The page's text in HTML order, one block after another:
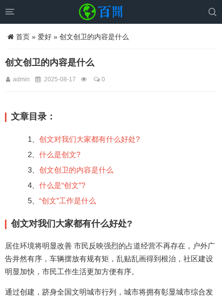
 
首页 » 爱好 » 创文创卫的内容是什么
创文创卫的内容是什么
admin 2025-08-17 0
文章目录：
1、 创文对我们大家都有什么好处?
2、 什么是创文?
3、 创文创卫的内容是什么
4、 什么是“创文”?
5、 “创文”工作是什么
创文对我们大家都有什么好处?
居住环境将明显改善 市民反映强烈的占道经营不再存在，户外广
告井然有序，车辆摆放有规有矩，乱贴乱画得到根治，社区建设
明显加快，市民工作生活更加方便有序。
通过创建，跻身全国文明城市行列，城市将拥有彰显城市综合发